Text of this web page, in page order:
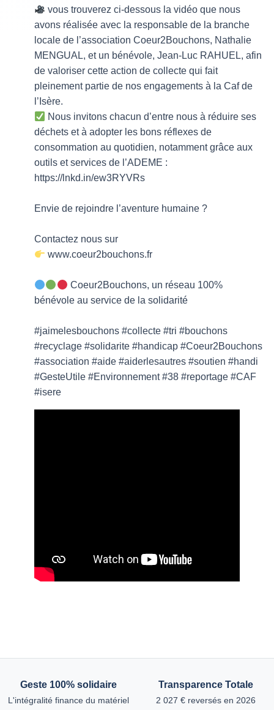
vous trouverez ci-dessous la vidéo que nous
avons réalisée avec la responsable de la branche
locale de l’association Coeur2Bouchons, Nathalie
MENGUAL, et un bénévole, Jean-Luc RAHUEL, afin
de valoriser cette action de collecte qui fait
pleinement partie de nos engagements à la Caf de
l’Isère.
Nous invitons chacun d’entre nous à réduire ses
déchets et à adopter les bons réflexes de
consommation au quotidien, notamment grâce aux
outils et services de l’ADEME :
https://lnkd.in/ew3RYVRs
Envie de rejoindre l’aventure humaine ?
Contactez nous sur
www.coeur2bouchons.fr
Coeur2Bouchons, un réseau 100%
bénévole au service de la solidarité
#jaimelesbouchons #collecte #tri #bouchons
#recyclage #solidarite #handicap #Coeur2Bouchons
#association #aide #aiderlesautres #soutien #handi
#GesteUtile #Environnement #38 #reportage #CAF
#isere
Geste 100% solidaire
L'intégralité finance du matériel
Transparence Totale
2 027 € reversés en 2026